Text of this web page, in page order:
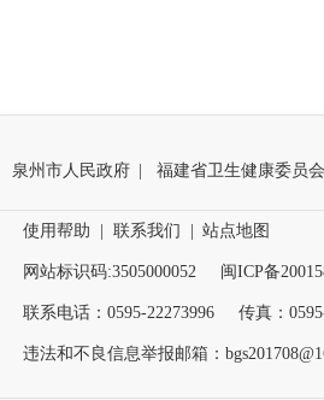
泉州市人民政府 | 福建省卫生健康委员会
使用帮助 联系我们 站点地图
网站标识码:3505000052 闽ICP备
联系电话：0595-22273996 传真：
违法和不良信息举报邮箱：